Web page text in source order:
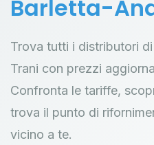
Barletta-
Trova tutti i distributori
Trani con prezzi
Confronta le tariffe,
trova il punto di
vicino a te.